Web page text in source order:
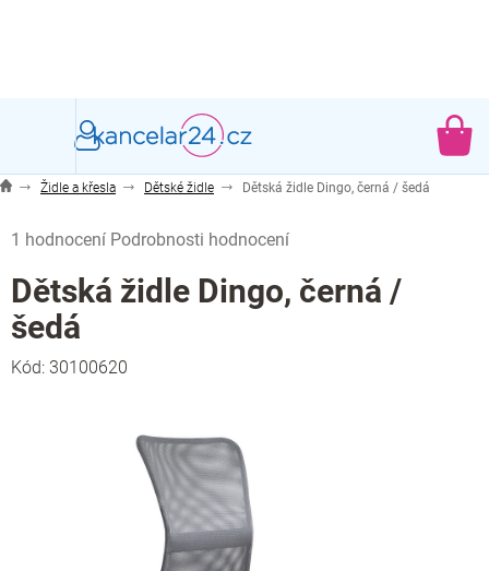
Židle a křesla Dětské židle Dětská židle Dingo, černá / šedá
hodnocení
produktu
je
5,0
z
5
1 hodnocení Podrobnosti hodnocení
Dětská židle Dingo, černá /
šedá
Kód: 30100620